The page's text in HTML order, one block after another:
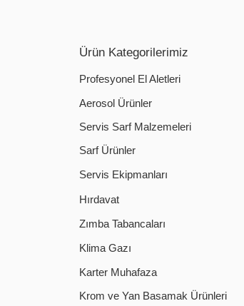
Ürün Kategorilerimiz
Profesyonel El Aletleri
Aerosol Ürünler
Servis Sarf Malzemeleri
Sarf Ürünler
Servis Ekipmanları
Hırdavat
Zımba Tabancaları
Klima Gazı
Karter Muhafaza
Krom ve Yan Basamak Ürünleri